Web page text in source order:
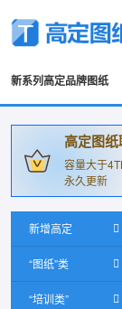
新系列高定品牌图纸
高定图
容量大于
永久更新
新增高定
“图纸”类
“培训类”